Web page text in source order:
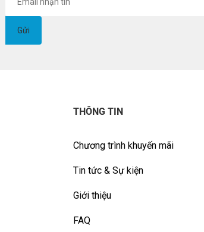
THÔNG TIN
Chương trình khuyến mãi
Tin tức & Sự kiện
Giới thiệu
FAQ